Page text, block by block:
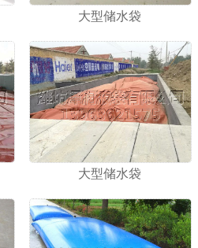
大型储水袋
大型储水袋